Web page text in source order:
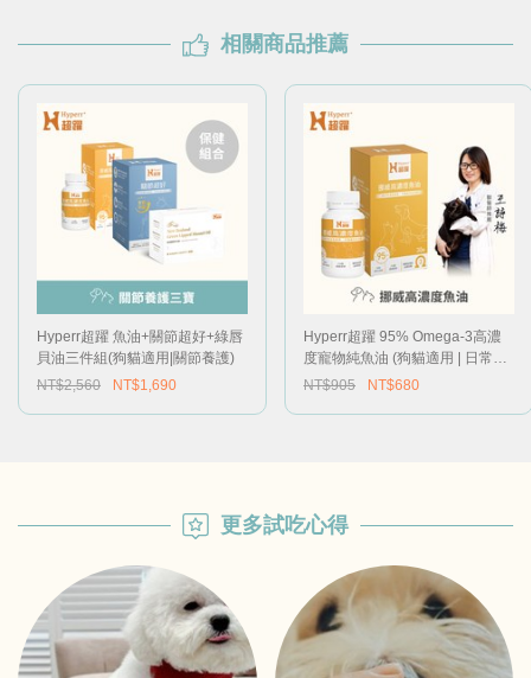
相關商品推薦
Hyperr超躍 魚油+關節超好+綠唇
貝油三件組(狗貓適用|關節養護)
NT$2,560
NT$1,690
Hyperr超躍 95% Omega-3高濃
度寵物純魚油 (狗貓適用 | 日常基
礎保健)
NT$905 NT$680
更多試吃心得